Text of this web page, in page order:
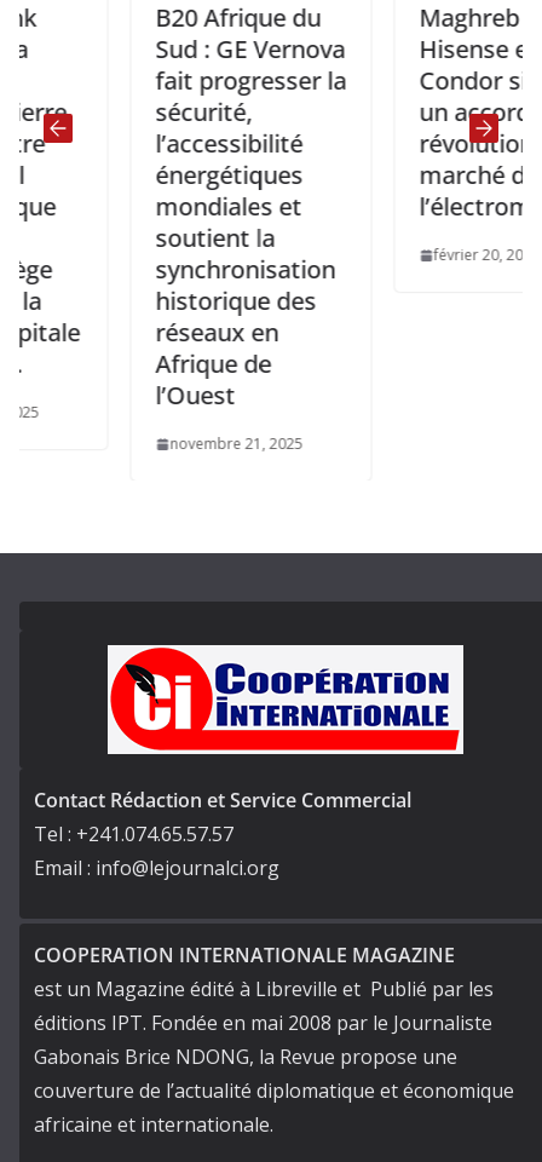
B20 Afrique du
Sud : GE Vernova
fait progresser la
sécurité,
l’accessibilité
énergétiques
mondiales et
soutient la
synchronisation
historique des
réseaux en
Afrique de
l’Ouest
novembre 21, 2025
Maghreb :
Hisense et
Condor signent
un accord pour
révolutionner le
marché de
février 20, 2025
Contact Rédaction et Service Commercial
Tel : +241.074.65.57.57
Email : info@lejournalci.org
COOPERATION INTERNATIONALE MAGAZINE
est un Magazine édité à Libreville et Publié par les
éditions IPT. Fondée en mai 2008 par le Journaliste
Gabonais Brice NDONG, la Revue propose une
couverture de l’actualité diplomatique et économique
africaine et internationale.